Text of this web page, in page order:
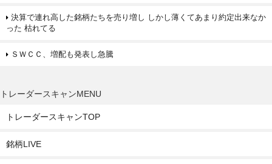
決算で連れ高した銘柄たちを売り増し しかし薄くてあまり約定出来なか
った 枯れてる
ＳＷＣＣ、増配も発表し急騰
トレーダースキャンMENU
トレーダースキャンTOP
銘柄LIVE